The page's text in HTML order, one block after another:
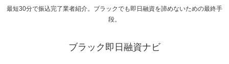
最短30分で振込完了業者紹介。ブラックでも即日融資を諦めないための最終手
段。
ブラック即日融資ナビ